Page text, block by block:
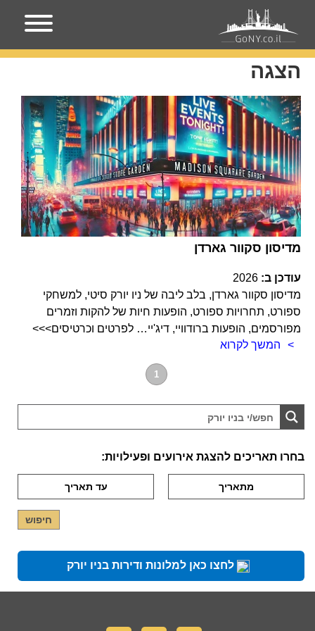
עמוד הבית הצגה
הצגה
מדיסון סקוור גארדן
עודכן ב: 2026
מדיסון סקוור גארדן, בלב ליבה של ניו יורק סיטי, למשחקי
ספורט, תחרויות ספורט, הופעות חיות של להקות וזמרים
מפורסמים, הופעות ברודוויי, דיג'יי… לפרטים וכרטיסים>>>
המשך לקרוא
1
בחרו תאריכים להצגת אירועים ופעילויות:
לחצו כאן למלונות ודירות בניו יורק